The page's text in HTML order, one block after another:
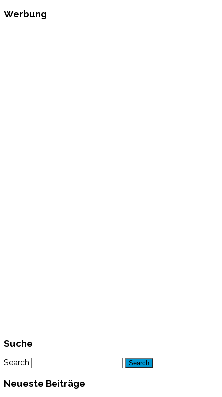
Werbung
Suche
Search
Neueste Beiträge